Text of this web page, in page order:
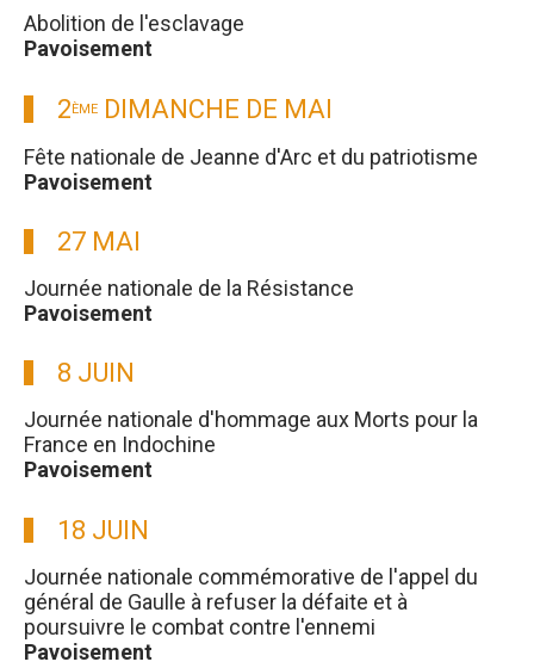
Abolition de l'esclavage
Pavoisement
2ÈME DIMANCHE DE MAI
Fête nationale de Jeanne d'Arc et du patriotisme
Pavoisement
27 MAI
Journée nationale de la Résistance
Pavoisement
8 JUIN
Journée nationale d'hommage aux Morts pour la
France en Indochine
Pavoisement
18 JUIN
Journée nationale commémorative de l'appel du
général de Gaulle à refuser la défaite et à
poursuivre le combat contre l'ennemi
Pavoisement